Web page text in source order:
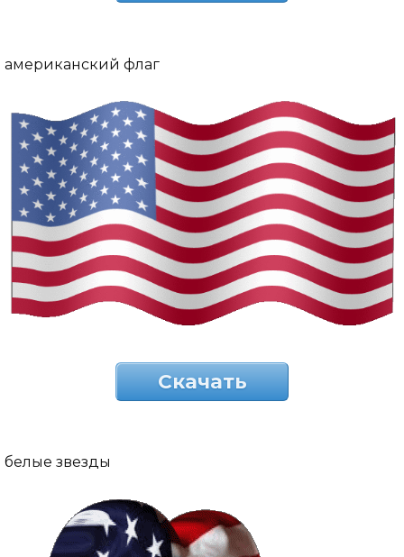
американский флаг
Скачать
белые звезды